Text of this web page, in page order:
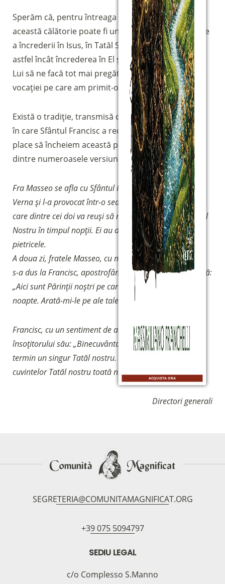
Sperăm că, pentru întreaga comunitate Magnificat,
această călătorie poate fi un instrument de creștere
a încrederii în Isus, în Tatăl Său și în Tatăl nostru,
astfel încât încrederea în El și abandonarea în voia
Lui să ne facă tot mai pregătiți pentru a răspunde
vocației pe care am primit-o.
Există o tradiție, transmisă oral, cu privire la modul
în care Sfântul Francisc a recitatTatăl nostru… ne
place să încheiem această prezentare citând una
dintre numeroasele versiuni.
Fra Masseo se afla cu Sfântul Francisc pe Muntele La
Verna și l-a provocat într-o seară la un concurs inedit:
care dintre cei doi va reuși să recite cele mai multe Tatăl
Nostru în timpul nopții. Ei au decis că le vor număra cu
pietricele.
A doua zi, fratele Masseo, cu mâinile pline de pietricele,
s-a dus la Francisc, apostrofându-l cu o frază victorioasă:
„Aici sunt Părinții noștri pe care i-am recitat în această
noapte. Arată-mi-le pe ale tale!”.
Francisc, cu un sentiment de admirație, i-a spus
însoțitorului său: „Binecuvântat ești! Eu nu am reușit să
termin un singur Tatăl nostru. M-am oprit asupra
cuvintelor Tatăl nostru toată noaptea!”.
Directori generali
SEGRETERIA@COMUNITAMAGNIFICAT.ORG
+39 075 5094797
SEDIU LEGAL
c/o Complesso S.Manno
IT49S0200803039000102071988
(clicca per copiare)
ACQUISTA ORA